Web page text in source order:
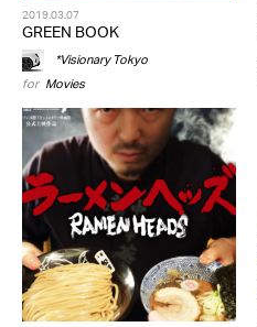
2019.03.07
GREEN BOOK
*Visionary Tokyo
for Movies